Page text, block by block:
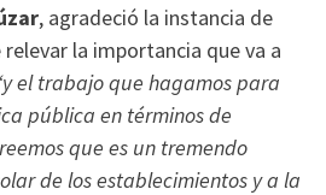
, agradeció la instancia de
la importancia que va a
el trabajo que hagamos para
pública en términos de
que es un tremendo
de los establecimientos y a la